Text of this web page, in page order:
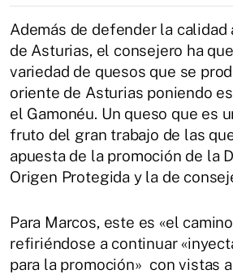
Además de defender la calidad
de Asturias, el consejero ha
variedad de quesos que se
oriente de Asturias poniendo
el Gamonéu. Un queso que es
fruto del gran trabajo de las
apuesta de la promoción de la
Origen Protegida y la de
Para Marcos, este es «el
refiriéndose a continuar
para la promoción» con vistas